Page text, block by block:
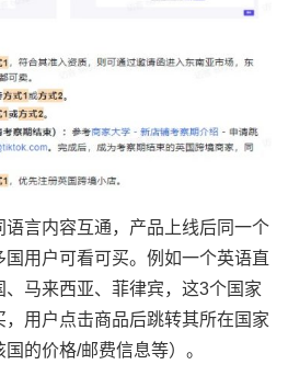
言内容互通，产品上线后同一个
国用户可看可买。例如一个英语直
马来西亚、菲律宾，这3个国家
用户点击商品后跳转其所在国家
的价格/邮费信息等）。